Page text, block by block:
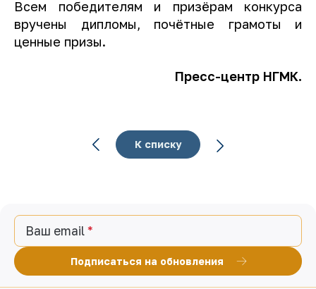
Всем победителям и призёрам конкурса
вручены дипломы, почётные грамоты и
ценные призы.
Пресс-центр НГМК.
К списку
Ваш email
Подписаться на обновления